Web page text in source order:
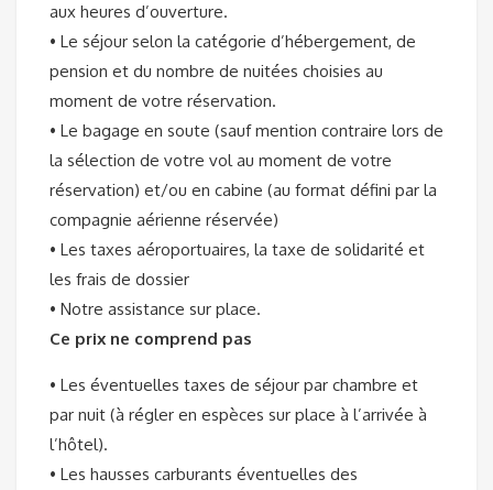
aux heures d’ouverture.
• Le séjour selon la catégorie d’hébergement, de
pension et du nombre de nuitées choisies au
moment de votre réservation.
• Le bagage en soute (sauf mention contraire lors de
la sélection de votre vol au moment de votre
réservation) et/ou en cabine (au format défini par la
compagnie aérienne réservée)
• Les taxes aéroportuaires, la taxe de solidarité et
les frais de dossier
• Notre assistance sur place.
Ce prix ne comprend pas
• Les éventuelles taxes de séjour par chambre et
par nuit (à régler en espèces sur place à l’arrivée à
l’hôtel).
• Les hausses carburants éventuelles des